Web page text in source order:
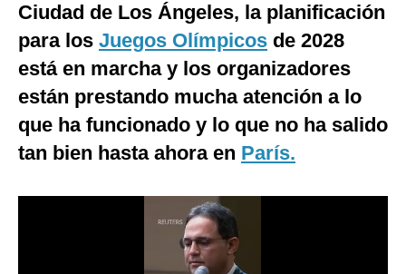
España
Internacional
Tecnología
Ciudad de Los Ángeles, la planificación
para los Juegos Olímpicos de 2028
está en marcha y los organizadores
están prestando mucha atención a lo
que ha funcionado y lo que no ha salido
tan bien hasta ahora en París.